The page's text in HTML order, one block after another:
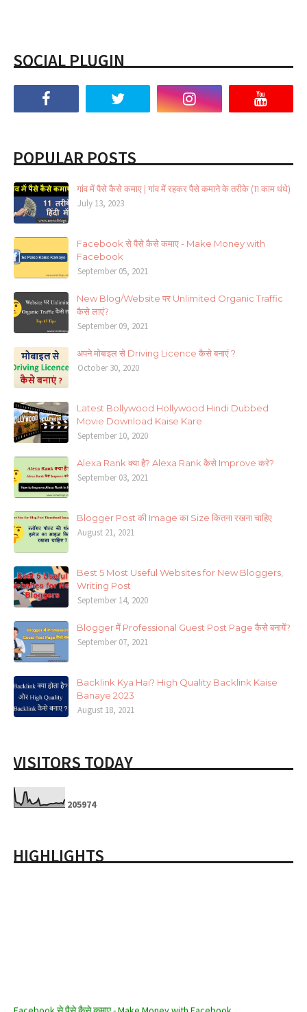
SOCIAL PLUGIN
POPULAR POSTS
गांव में पैसे कैसे कमाए | गांव में रहकर पैसे कमाने के तरीके (11 काम धंधे)
July 13, 2023
Facebook से पैसे कैसे कमाए - Make Money with
Facebook
September 05, 2021
New Blog/Website पर Unlimited Organic Traffic
कैसे लाएं?
September 09, 2021
अपने मोबाइल से Driving Licence कैसे बनाएं ?
October 30, 2020
Latest Bollywood Hollywood Hindi Dubbed
Movie Download Kaise Kare
September 10, 2020
Alexa Rank क्या है? Alexa Rank कैसे Improve करे?
September 03, 2021
Blogger Post की Image का Size कितना रखना चाहिए
August 21, 2021
Best 5 Most Useful Websites for New Bloggers,
Writing Post
September 14, 2020
Blogger में Professional Guest Post Page कैसे बनायें?
September 07, 2021
Backlink Kya Hai? High Quality Backlink Kaise
Banaye 2023
August 18, 2021
VISITORS TODAY
205974
HIGHLIGHTS
Facebook से पैसे कैसे कमाए - Make Money with Facebook